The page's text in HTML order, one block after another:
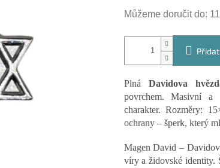
Můžeme doručit do:
Plná Davidova
povrchem. Masivní a
charakter. Rozměry:
ochrany – šperk, který
Magen David –
víry a židovské identity.